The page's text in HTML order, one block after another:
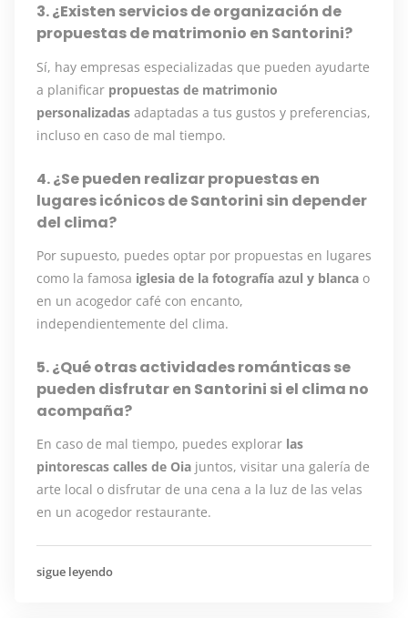
3. ¿Existen servicios de organización de
propuestas de matrimonio en Santorini?
Sí, hay empresas especializadas que pueden ayudarte
a planificar propuestas de matrimonio
personalizadas adaptadas a tus gustos y preferencias,
incluso en caso de mal tiempo.
4. ¿Se pueden realizar propuestas en
lugares icónicos de Santorini sin depender
del clima?
Por supuesto, puedes optar por propuestas en lugares
como la famosa iglesia de la fotografía azul y blanca o
en un acogedor café con encanto,
independientemente del clima.
5. ¿Qué otras actividades románticas se
pueden disfrutar en Santorini si el clima no
acompaña?
En caso de mal tiempo, puedes explorar las
pintorescas calles de Oia juntos, visitar una galería de
arte local o disfrutar de una cena a la luz de las velas
en un acogedor restaurante.
sigue leyendo